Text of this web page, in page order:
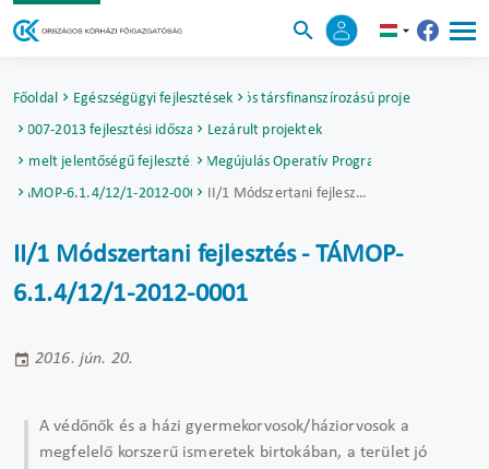
Főoldal Egészségügyi fejlesztésekUniós társfinanszírozású projektek
2007-2013 fejlesztési időszak Lezárult projektek
Kiemelt jelentőségű fejlesztésekTársadalmi Megújulás Operatív Program (TÁMOP)
TÁMOP-6.1.4/12/1-2012-0001
II/1 Módszertani fejlesztés - TÁMOP-6.1.4/12/1-2012-0001
II/1 Módszertani fejlesztés - TÁMOP-
6.1.4/12/1-2012-0001
2016. jún. 20.
A védőnők és a házi gyermekorvosok/háziorvosok a
megfelelő korszerű ismeretek birtokában, a terület jó